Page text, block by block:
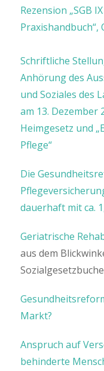
Rezension „SGB
Praxishandbuch“,
Schriftliche
Anhörung des
und Soziales des
am 13. Dezember
Heimgesetz und
Pflege“
Die
dauerhaft mit ca.
Geriatrische
aus dem
Markt?
Anspruch auf
behinderte